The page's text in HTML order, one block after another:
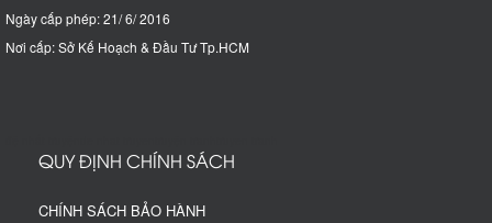
Ngày cấp phép: 21/ 6/ 2016
Nơi cấp: Sở Kế Hoạch & Đầu Tư Tp.HCM
QUY ĐỊNH CHÍNH SÁCH
CHÍNH SÁCH BẢO HÀNH